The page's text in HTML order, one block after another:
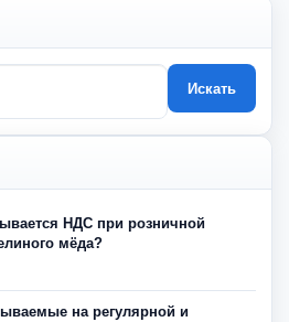
Искать
НДС при розничной
мёда?
на регулярной и